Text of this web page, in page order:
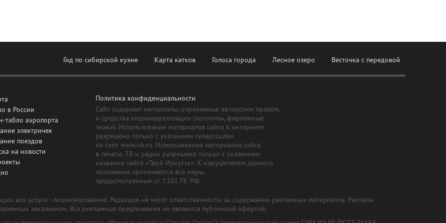
Гид по сибирской кухне Карта катков Голоса города Лесное озеро Весточка с передовой
в России
табло аэропорта
электричек
поездов
на новости
Политика конфиденциальности
Сайт содержит материалы, охраняемые авторским правом,
и средства индивидуализации (логотипы, фирменные
знаки). Использование материалов сайта в интернете
разрешено только с указанием гиперссылки
на сайт www.irk.ru. Использование материалов сайта
в печати, ТВ и радио разрешено только с указанием
названия сайта «Твой Иркутск». К нарушителям данного
положения применяются все меры,
предусмотренные ст. 1301 ГК РФ.
все услуги - лицензированию. Редакция не несет ответственности за содержание рекламных материалов. Реклама
заказчиком. Все рекламные предложения не являются публичной офертой.